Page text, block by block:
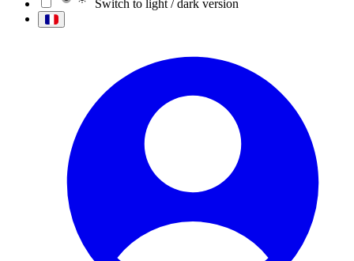
Switch to light / dark version